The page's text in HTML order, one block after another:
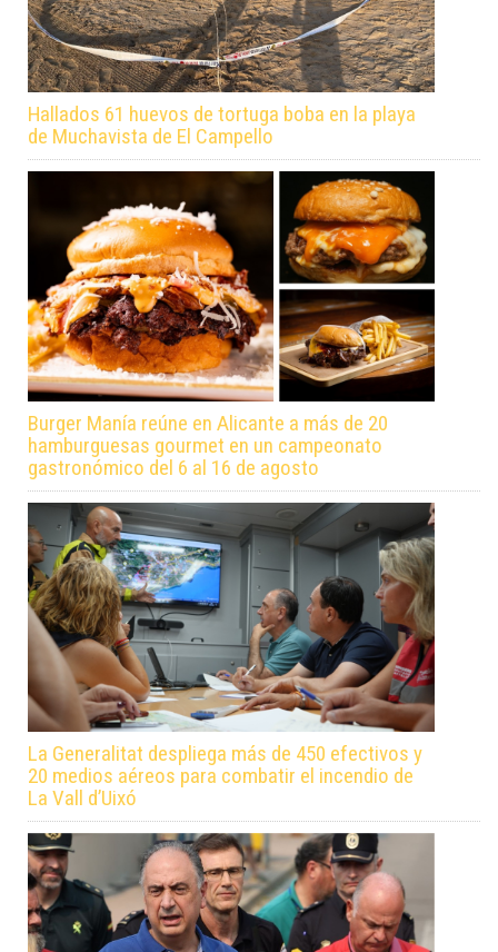
Hallados 61 huevos de tortuga boba en la playa
de Muchavista de El Campello
Burger Manía reúne en Alicante a más de 20
hamburguesas gourmet en un campeonato
gastronómico del 6 al 16 de agosto
La Generalitat despliega más de 450 efectivos y
20 medios aéreos para combatir el incendio de
La Vall d’Uixó